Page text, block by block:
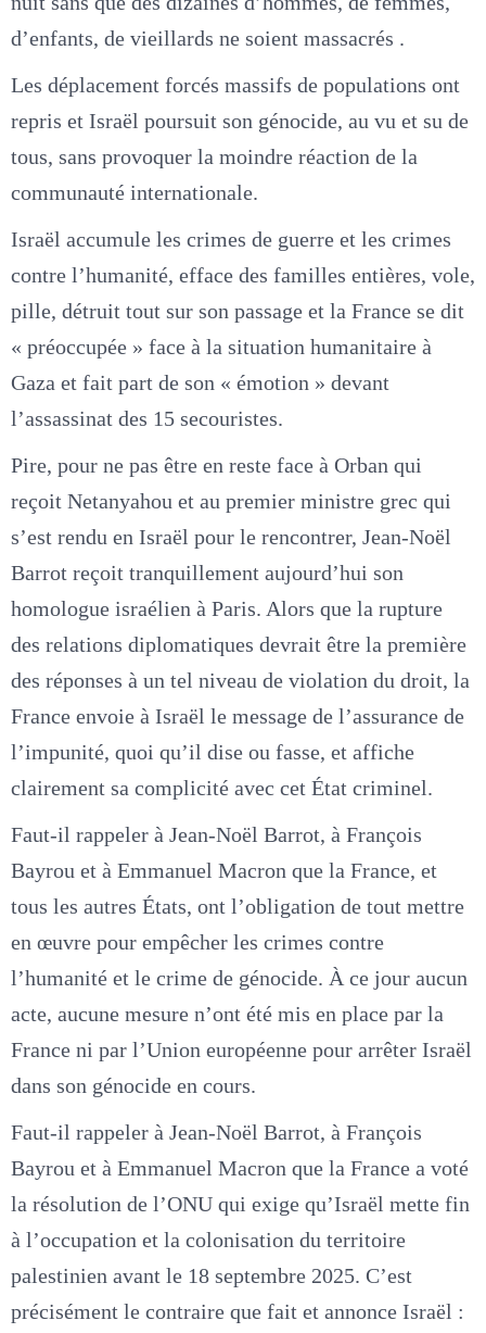
d’enfants, de vieillards ne soient massacrés .
Les déplacement forcés massifs de populations ont
repris et Israël poursuit son génocide, au vu et su de
tous, sans provoquer la moindre réaction de la
communauté internationale.
Israël accumule les crimes de guerre et les crimes
contre l’humanité, efface des familles entières, vole,
pille, détruit tout sur son passage et la France se dit
« préoccupée » face à la situation humanitaire à
Gaza et fait part de son « émotion » devant
l’assassinat des 15 secouristes.
Pire, pour ne pas être en reste face à Orban qui
reçoit Netanyahou et au premier ministre grec qui
s’est rendu en Israël pour le rencontrer, Jean-Noël
Barrot reçoit tranquillement aujourd’hui son
homologue israélien à Paris. Alors que la rupture
des relations diplomatiques devrait être la première
des réponses à un tel niveau de violation du droit, la
France envoie à Israël le message de l’assurance de
l’impunité, quoi qu’il dise ou fasse, et affiche
clairement sa complicité avec cet État criminel.
Faut-il rappeler à Jean-Noël Barrot, à François
Bayrou et à Emmanuel Macron que la France, et
tous les autres États, ont l’obligation de tout mettre
en œuvre pour empêcher les crimes contre
l’humanité et le crime de génocide. À ce jour aucun
acte, aucune mesure n’ont été mis en place par la
France ni par l’Union européenne pour arrêter Israël
dans son génocide en cours.
Faut-il rappeler à Jean-Noël Barrot, à François
Bayrou et à Emmanuel Macron que la France a voté
la résolution de l’ONU qui exige qu’Israël mette fin
à l’occupation et la colonisation du territoire
palestinien avant le 18 septembre 2025. C’est
précisément le contraire que fait et annonce Israël :